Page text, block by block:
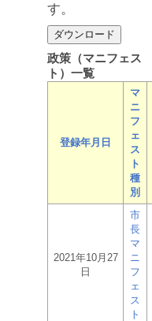
す。
政策（マニフェス
ト）一覧
登録年月日
マ
ニ
フ
ェ
ス
ト
種
別
2021年10月27
日
市
長
マ
ニ
フ
ェ
ス
ト